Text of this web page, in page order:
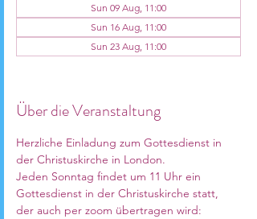
Sun 09 Aug, 11:00
Sun 16 Aug, 11:00
Sun 23 Aug, 11:00
Über die Veranstaltung
Herzliche Einladung zum Gottesdienst in
der Christuskirche in London.
Jeden Sonntag findet um 11 Uhr ein
Gottesdienst in der Christuskirche statt,
der auch per zoom übertragen wird: